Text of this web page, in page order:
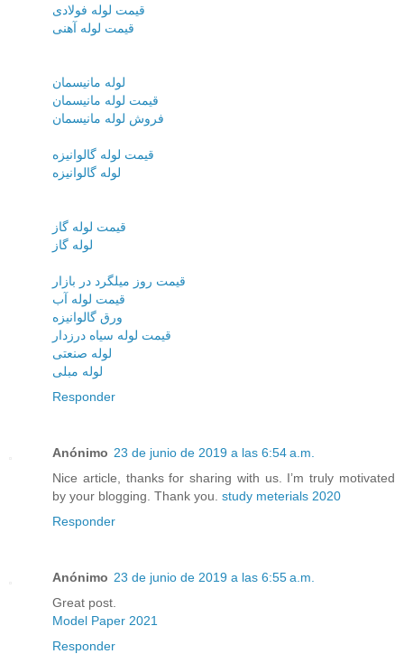
قیمت لوله فولادی
قیمت لوله آهنی
لوله مانیسمان
قیمت لوله مانیسمان
فروش لوله مانیسمان
قیمت لوله گالوانیزه
لوله گالوانیزه
قیمت لوله گاز
لوله گاز
قیمت روز میلگرد در بازار
قیمت لوله آب
ورق گالوانیزه
قیمت لوله سیاه درزدار
لوله صنعتی
لوله مبلی
Responder
Anónimo 23 de junio de 2019 a las 6:54 a.m.
Nice article, thanks for sharing with us. I’m truly motivated
by your blogging. Thank you. study meterials 2020
Responder
Anónimo 23 de junio de 2019 a las 6:55 a.m.
Great post.
Model Paper 2021
Responder